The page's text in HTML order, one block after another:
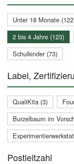
Unter 18 Monate
2 bis 4 Jahre (123)
Schulkinder (73)
Label,
QualiKita (3)
Burzelbaum im
Postleitzahl